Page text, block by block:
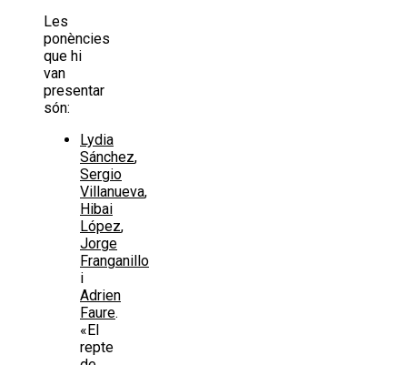
Les
ponències
que hi
van
presentar
són:
Lydia
Sánchez,
Sergio
Villanueva,
Hibai
López,
Jorge
Franganillo
i
Adrien
Faure.
«El
repte